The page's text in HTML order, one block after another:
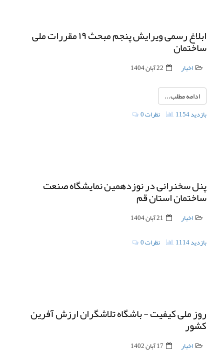
ابلاغ رسمی ویرایش پنجم مبحث ۱۹ مقررات ملی
ساختمان
اخبار 22 آبان 1404
ادامه مطلب...
0 نظرات 1154 بازدید
پنل سخنرانی در نوزدهمین نمایشگاه صنعت
ساختمان استان قم
اخبار
21 آبان 1404
0 نظرات
1114 بازدید
روز ملی کیفیت - باشگاه تلاشگران ارزش آفرین
کشور
اخبار
17 آبان 1402